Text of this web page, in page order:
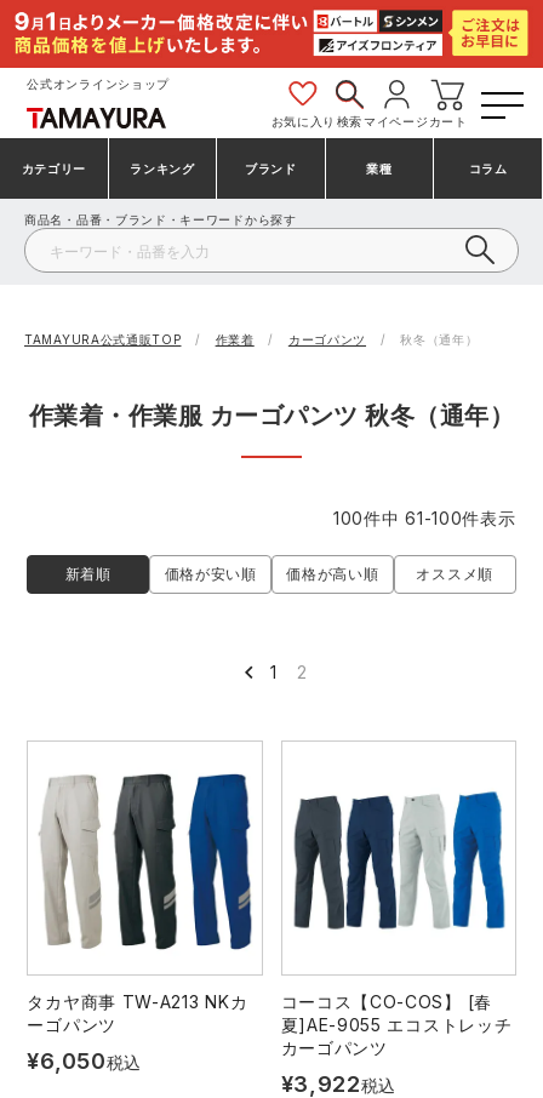
公式オンラインショップ
お気に入り 検索マイページ カート
カテゴリー
安全靴・作業靴
作業着・作業服
ワークスーツ
コンプレッションウェア
作業用ポロシャツ
安全保護具
レインウェア・カッパ
ランキング
安全靴ランキング
安全靴スニーカーランキング
シューズランキング
空調服ランキング
コンプレッションウェアランキング
作業用手袋ランキング
ブランド
アシックス
プーマ コンバース（CONVERSE）
シモン バートル
おたふく手袋 マック
住商モンブラン ボンマックス
GDジャパン カーシーカシマ
業種
建設・建築作業服
製造・工場作業服
鉄鋼・機械作業服
DIY・日曜大工作業服
飲食店ユニフォーム
清掃・ビルメンテ作業服
コラム
商品名・品番・ブランド・キーワードから探す
TAMAYURA公式通販TOP 作業着 カーゴパンツ 秋冬（通年）
作業着・作業服 カーゴパンツ 秋冬（通年）
新着順 価格が安い順 価格が高い順 オススメ順
100件中 61-100件表示
1 2
タカヤ商事 TW-A213 NKカ
ーゴパンツ
¥6,050税込
コーコス【CO-COS】 [春
夏]AE-9055 エコストレッチ
カーゴパンツ
¥3,922税込